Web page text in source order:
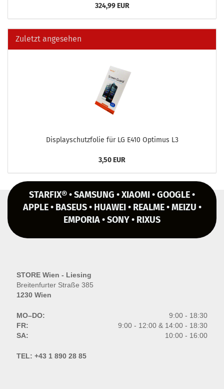
324,99 EUR
Zuletzt angesehen
Dis­play­schutz­fo­lie für LG E410 Op­ti­mus L3
3,50 EUR
STARFIX® • SAMSUNG • XIAOMI • GOOGLE •
APPLE • BASEUS • HUAWEI • REALME • MEIZU •
EMPORIA • SONY • RIXUS
STORE Wien - Liesing
Breitenfurter Straße 385
1230 Wien
MO–DO:
9:00 - 18:30
FR:
9:00 - 12:00 & 14:00 - 18:30
SA:
10:00 - 16:00
TEL: +43 1 890 28 85